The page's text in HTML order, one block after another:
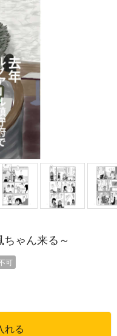
ゃん来る～
可
れる